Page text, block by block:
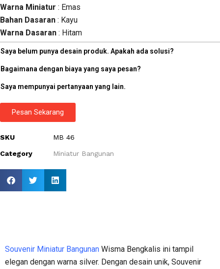
Warna Miniatur : Emas
Bahan Dasaran : Kayu
Warna Dasaran : Hitam
Saya belum punya desain produk. Apakah ada solusi?
Bagaimana dengan biaya yang saya pesan?
Saya mempunyai pertanyaan yang lain.
Pesan Sekarang
SKU MB 46
Category Miniatur Bangunan
Souvenir Miniatur Bangunan Wisma Bengkalis ini tampil
elegan dengan warna silver. Dengan desain unik, Souvenir